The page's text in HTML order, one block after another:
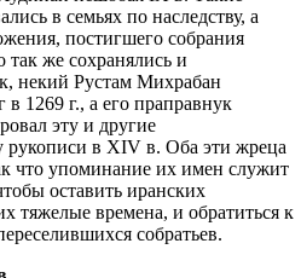
в семьях по наследству, а
постигшего собрания
же сохранялись и
некий Рустам Михрабан
1269 г., а его праправнук
эту и другие
рукописи в XIV в. Оба эти жреца
что упоминание их имен служит
оставить иранских
тяжелые времена, и обратиться к
собратьев.